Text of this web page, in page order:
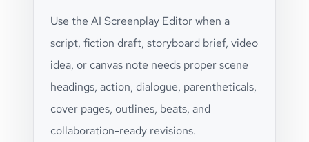
Use the AI Screenplay Editor when a
script, fiction draft, storyboard brief, video
idea, or canvas note needs proper scene
headings, action, dialogue, parentheticals,
cover pages, outlines, beats, and
collaboration-ready revisions.